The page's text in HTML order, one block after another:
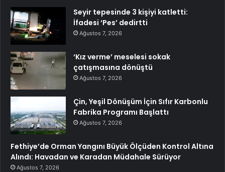
Seyir tepesinde 3 kişiyi katletti:
İfadesi ‘Pes’ dedirtti
Ağustos 7, 2026
‘Kız verme’ meselesi sokak
çatışmasına dönüştü
Ağustos 7, 2026
Çin, Yeşil Dönüşüm İçin Sıfır Karbonlu
Fabrika Programı Başlattı
Ağustos 7, 2026
Fethiye’de Orman Yangını Büyük Ölçüden Kontrol Altına
Alındı: Havadan ve Karadan Müdahale Sürüyor
Ağustos 7, 2026